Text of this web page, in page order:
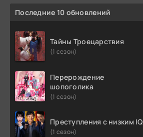
Последние 10 обновлений
Тайны Троецарствия
(1 сезон)
Перерождение
шопоголика
(1 сезон)
Преступления с низким IQ
(1 сезон)